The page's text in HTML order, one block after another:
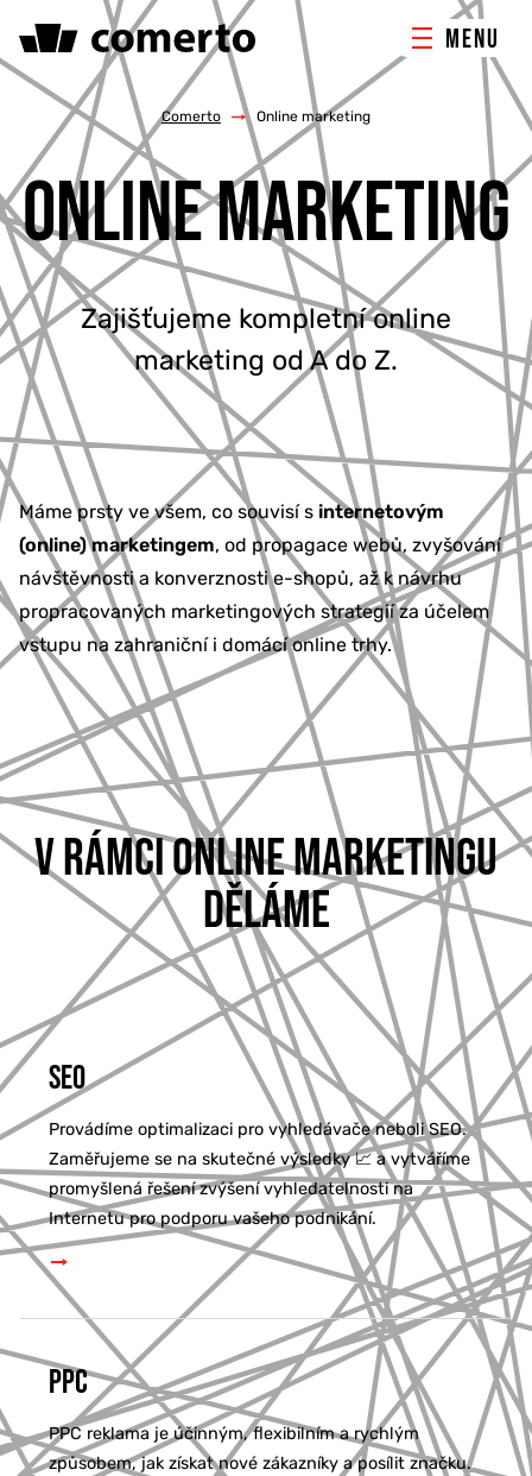
MENU
ONLINE MARKETING
TVORBA WEBU
PORADENSTVÍ & ŠKOLENÍ
REFERENCE
O NÁS
KONTAKTY
777 353 464
Comerto / Online marketing
ONLINE MARKETING
Zajišťujeme kompletní online
marketing od A do Z.
Máme prsty ve všem, co souvisí s internetovým
(online) marketingem, od propagace webů, zvyšování
návštěvnosti a konverznosti e-shopů, až k návrhu
propracovaných marketingových strategií za účelem
vstupu na zahraniční i domácí online trhy.
V RÁMCI ONLINE MARKETINGU
DĚLÁME
SEO
Provádíme optimalizaci pro vyhledávače neboli SEO.
Zaměřujeme se na skutečné výsledky 📈 a vytváříme
promyšlená řešení zvýšení vyhledatelnosti na
Internetu pro podporu vašeho podnikání.
PPC
PPC reklama je účinným, flexibilním a rychlým
způsobem, jak získat nové zákazníky a posílit značku.